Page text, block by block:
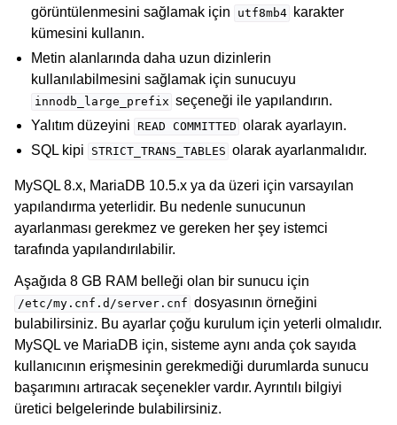
görüntülenmesini sağlamak için
utf8mb4
karakter
kümesini kullanın.
Metin alanlarında daha uzun dizinlerin
kullanılabilmesini sağlamak için sunucuyu
innodb_large_prefix seçeneği ile yapılandırın.
Yalıtım düzeyini READ COMMITTED olarak ayarlayın.
SQL kipi
STRICT_TRANS_TABLES olarak ayarlanmalıdır.
MySQL 8.x, MariaDB 10.5.x ya da üzeri için varsayılan
yapılandırma yeterlidir. Bu nedenle sunucunun
ayarlanması gerekmez ve gereken her şey istemci
tarafında yapılandırılabilir.
Aşağıda 8 GB RAM belleği olan bir sunucu için
/etc/my.cnf.d/server.cnf dosyasının örneğini
bulabilirsiniz. Bu ayarlar çoğu kurulum için yeterli olmalıdır.
MySQL ve MariaDB için, sisteme aynı anda çok sayıda
kullanıcının erişmesinin gerekmediği durumlarda sunucu
başarımını artıracak seçenekler vardır. Ayrıntılı bilgiyi
üretici belgelerinde bulabilirsiniz.